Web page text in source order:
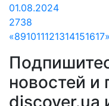
01.08.2024
2738
«891011121314151617»
новостей и